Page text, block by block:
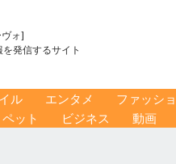
ォ]
発信するサイト
ル エンタメ ファッシ
ペット ビジネス 動画